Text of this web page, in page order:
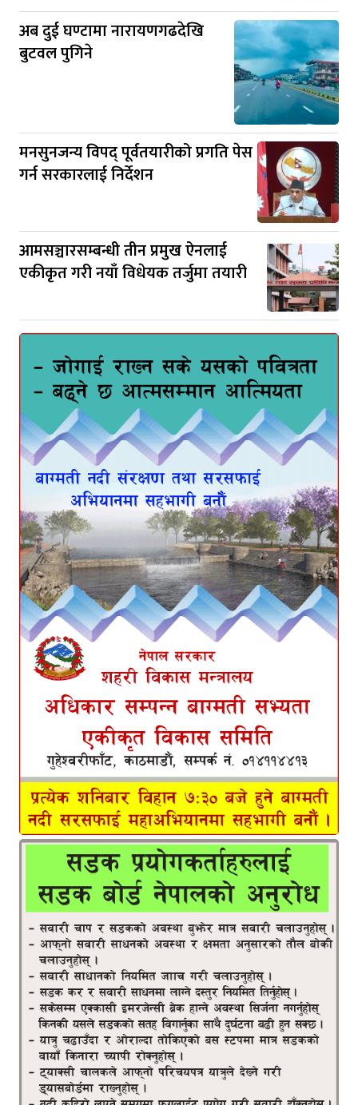
अब दुई घण्टामा नारायणगढदेखि
बुटवल पुगिने
मनसुनजन्य विपद् पूर्वतयारीको प्रगति पेस
गर्न सरकारलाई निर्देशन
आमसञ्चारसम्बन्धी तीन प्रमुख ऐनलाई
एकीकृत गरी नयाँ विधेयक तर्जुमा तयारी